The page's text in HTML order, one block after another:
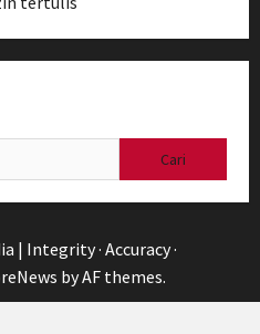
| Integrity · Accuracy ·
by AF themes.